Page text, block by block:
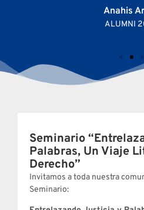
Anahis
ALUMNI
Seminario
Palabras, Un Viaje
Derecho”
Invitamos a toda nuestra
Seminario: